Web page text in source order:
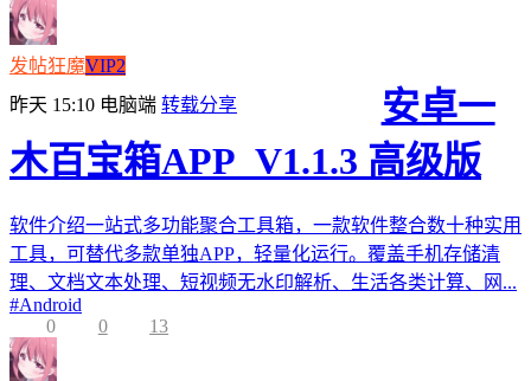
发帖狂魔VIP2
昨天 15:10 电脑端 转载分享
安卓一
木百宝箱APP_V1.1.3 高级版
软件介绍一站式多功能聚合工具箱，一款软件整合数十种实用
工具，可替代多款单独APP，轻量化运行。覆盖手机存储清
理、文档文本处理、短视频无水印解析、生活各类计算、网...
#Android
0
0 13